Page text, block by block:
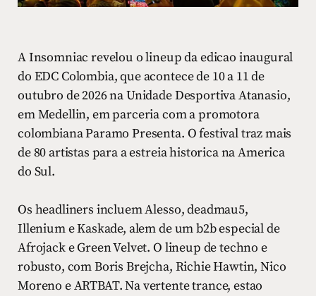
A Insomniac revelou o lineup da edicao inaugural
do EDC Colombia, que acontece de 10 a 11 de
outubro de 2026 na Unidade Desportiva Atanasio,
em Medellin, em parceria com a promotora
colombiana Paramo Presenta. O festival traz mais
de 80 artistas para a estreia historica na America
do Sul.
Os headliners incluem Alesso, deadmau5,
Illenium e Kaskade, alem de um b2b especial de
Afrojack e Green Velvet. O lineup de techno e
robusto, com Boris Brejcha, Richie Hawtin, Nico
Moreno e ARTBAT. Na vertente trance, estao